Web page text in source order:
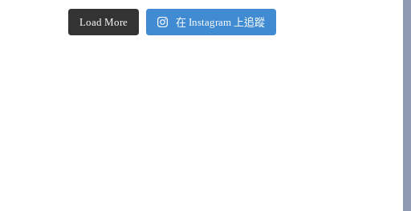
Load More 在 Instagram 上追蹤